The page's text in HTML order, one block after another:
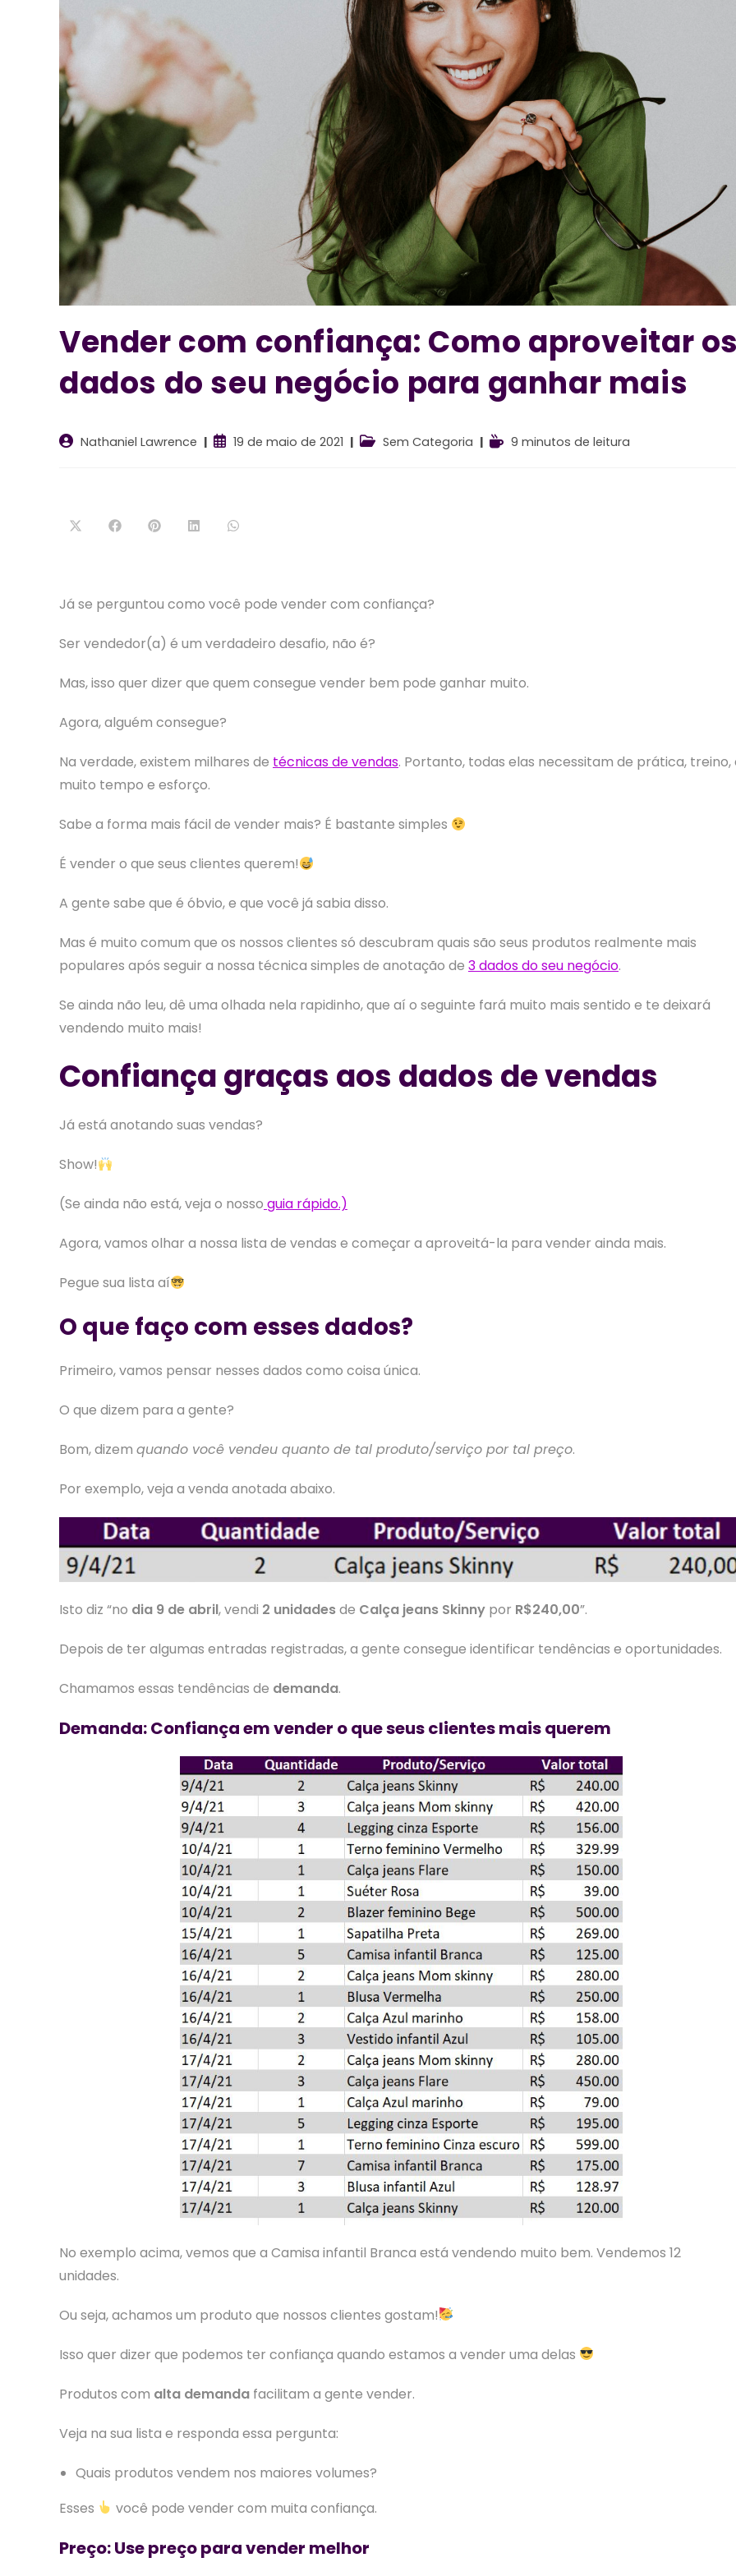
Vender com confiança: Como aproveitar
dados do seu negócio para ganhar mais
AutorNathaniel Lawrence
Post19 de maio de 2021
Categoria
Sem Categoria
Tempo9 minutos de leitura
Abre Abre Abre Abre Abre
Já se perguntou como você pode vender com confiança?
Ser vendedor(a) é um verdadeiro desafio, não é?
Mas, isso quer dizer que quem consegue vender bem pode ganhar muito.
Agora, alguém consegue?
Na verdade, existem milhares de técnicas de vendas. Portanto, todas elas necessitam de prática, treino,
muito tempo e esforço.
Sabe a forma mais fácil de vender mais? É bastante simples
É vender o que seus clientes querem!
A gente sabe que é óbvio, e que você já sabia disso.
Mas é muito comum que os nossos clientes só descubram quais são seus produtos realmente mais
populares após seguir a nossa técnica simples de anotação de 3 dados do seu negócio.
Se ainda não leu, dê uma olhada nela rapidinho, que aí o seguinte fará muito mais sentido e te deixará
vendendo muito mais!
Confiança graças aos dados de vendas
Já está anotando suas vendas?
Show!
(Se ainda não está, veja o nosso guia rápido.)
Agora, vamos olhar a nossa lista de vendas e começar a aproveitá-la para vender ainda mais.
Pegue sua lista aí
O que faço com esses dados?
Primeiro, vamos pensar nesses dados como coisa única.
O que dizem para a gente?
Bom, dizem quando você vendeu quanto de tal produto/serviço por tal preço.
Por exemplo, veja a venda anotada abaixo.
Isto diz “no dia 9 de abril, vendi 2 unidadesde Calça jeans Skinny por R$240,00”.
Depois de ter algumas entradas registradas, a gente consegue identificar tendências e oportunidades.
Chamamos essas tendências de demanda.
Demanda: Confiança em vender o que seus clientes mais querem
No exemplo acima, vemos que a Camisa infantil Branca está vendendo muito bem. Vendemos 12
unidades.
Ou seja, achamos um produto que nossos clientes gostam!
Isso quer dizer que podemos ter confiança quando estamos a vender uma delas
Produtos com alta demanda facilitam a gente vender.
Veja na sua lista e responda essa pergunta:
Quais produtos vendem nos maiores volumes?
Esses
você pode vender com muita confiança.
Preço: Use preço para vender melhor